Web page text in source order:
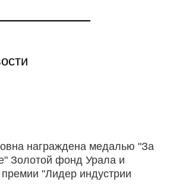
награждена медалью "За
Золотой фонд Урала и
"Лидер индустрии